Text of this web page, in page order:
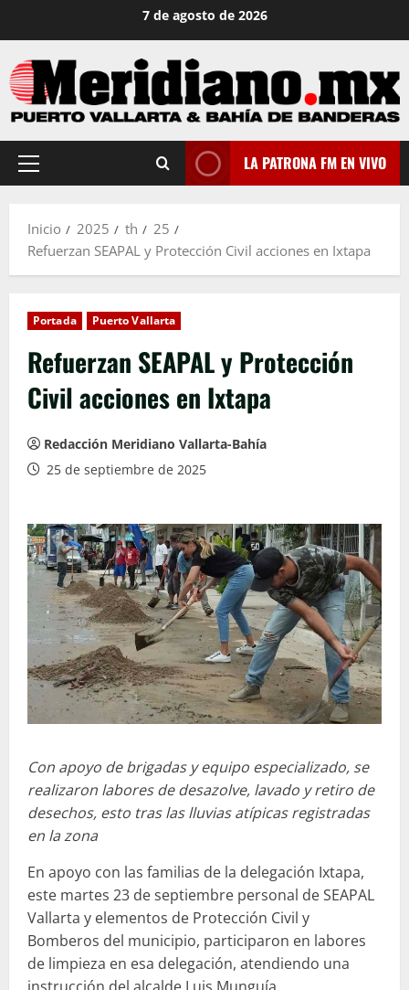
contenido
7 de agosto de 2026
Menú
LA PATRONA FM EN VIVO
Inicio 2025 th
25
Refuerzan SEAPAL y Protección Civil acciones en Ixtapa
Portada Puerto Vallarta
Refuerzan SEAPAL y Protección
Civil acciones en Ixtapa
Redacción Meridiano Vallarta-Bahía
25 de septiembre de 2025
Con apoyo de brigadas y equipo especializado, se
realizaron labores de desazolve, lavado y retiro de
desechos, esto tras las lluvias atípicas registradas
en la zona
En apoyo con las familias de la delegación Ixtapa,
este martes 23 de septiembre personal de SEAPAL
Vallarta y elementos de Protección Civil y
Bomberos del municipio, participaron en labores
de limpieza en esa delegación, atendiendo una
instrucción del alcalde Luis Munguía.